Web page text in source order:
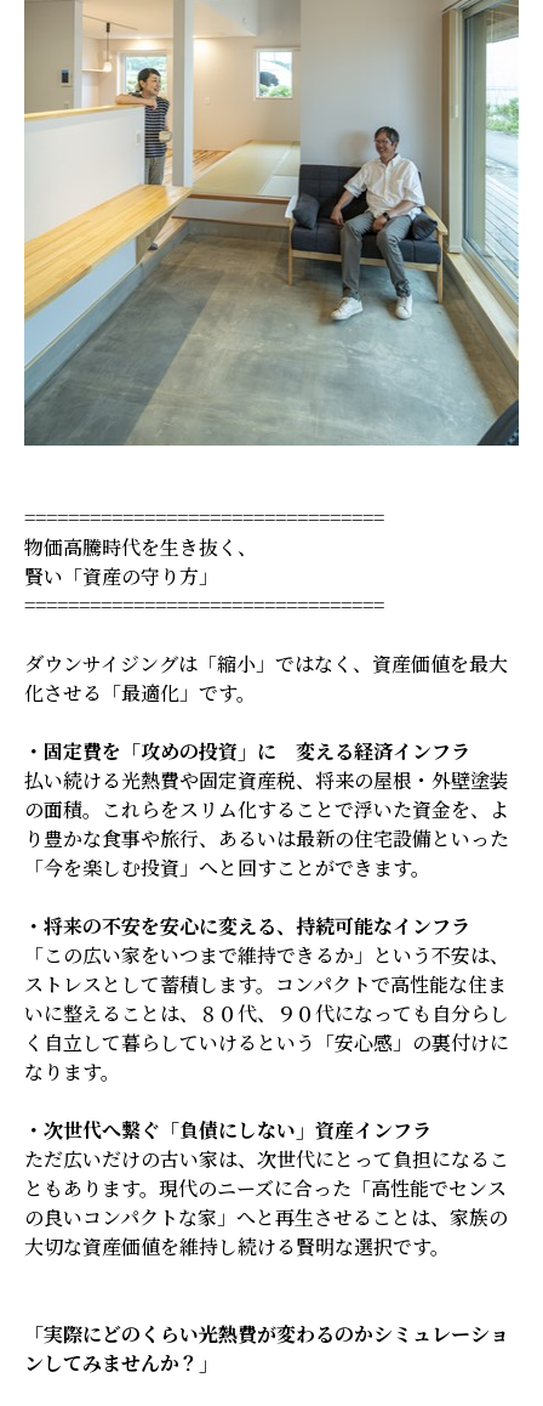
=================================
物価高騰時代を生き抜く、
賢い「資産の守り方」
=================================
ダウンサイジングは「縮小」ではなく、資産価値を最大
化させる「最適化」です。
・固定費を「攻めの投資」に 変える経済インフラ
払い続ける光熱費や固定資産税、将来の屋根・外壁塗装
の面積。これらをスリム化することで浮いた資金を、よ
り豊かな食事や旅行、あるいは最新の住宅設備といった
「今を楽しむ投資」へと回すことができます。
・将来の不安を安心に変える、持続可能なインフラ
「この広い家をいつまで維持できるか」という不安は、
ストレスとして蓄積します。コンパクトで高性能な住ま
いに整えることは、８０代、９０代になっても自分らし
く自立して暮らしていけるという「安心感」の裏付けに
なります。
・次世代へ繋ぐ「負債にしない」資産インフラ
ただ広いだけの古い家は、次世代にとって負担になるこ
ともあります。現代のニーズに合った「高性能でセンス
の良いコンパクトな家」へと再生させることは、家族の
大切な資産価値を維持し続ける賢明な選択です。
「実際にどのくらい光熱費が変わるのかシミュレーショ
ンしてみませんか？」